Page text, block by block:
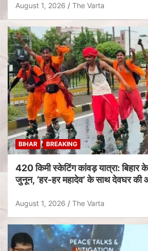
August 1, 2026 The Varta
BIHAR BREAKING
420 किमी स्केटिंग कांवड़ यात्रा: बिहार
जुनून, ‘हर-हर महादेव’ के साथ देवघर
August 1, 2026 The Varta